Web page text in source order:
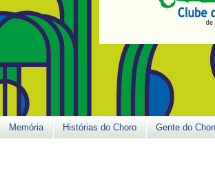
Memória Histórias do Choro Gente do